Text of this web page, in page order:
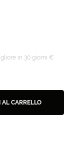
in 30 giorni €
CARRELLO